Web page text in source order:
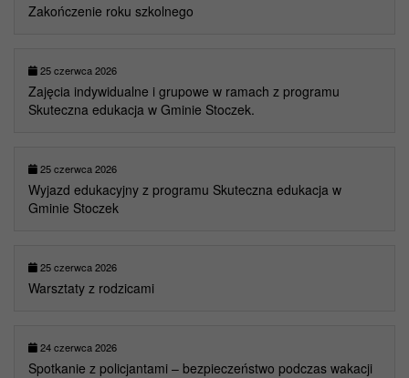
Zakończenie roku szkolnego
25 czerwca 2026
Zajęcia indywidualne i grupowe w ramach z programu
Skuteczna edukacja w Gminie Stoczek.
25 czerwca 2026
Wyjazd edukacyjny z programu Skuteczna edukacja w
Gminie Stoczek
25 czerwca 2026
Warsztaty z rodzicami
24 czerwca 2026
Spotkanie z policjantami – bezpieczeństwo podczas wakacji